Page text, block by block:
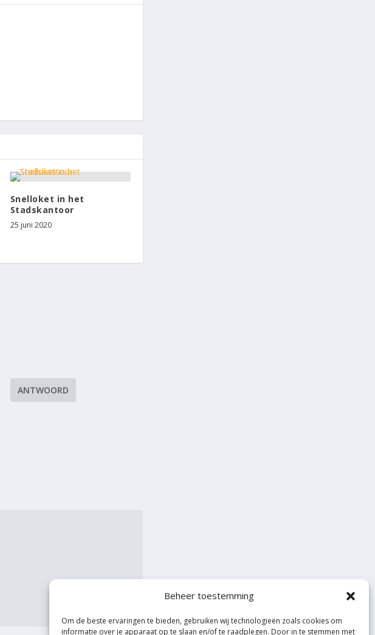
Beheer toestemming
Om de beste ervaringen te bieden, gebruiken wij technologieën zoals cookies om
informatie over je apparaat op te slaan en/of te raadplegen. Door in te stemmen met
Snelloket in het
Stadskantoor
25 juni 2020
ANTWOORD